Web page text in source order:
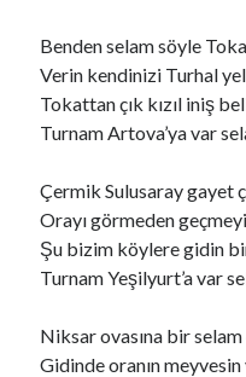
Son Yorumlar
BAĞIŞLA ADINIiçin dario72
BAĞIŞLA ADINIiçinfoodie22
BAĞIŞLA ADINIiçinZoe72
BAĞIŞLA ADINIiçin
Ara
Benden selam söyle
Verin kendinizi Turhal
Tokattan çık kızıl iniş
Turnam Artova’ya var
Çermik Sulusaray gayet
Orayı görmeden
Şu bizim köylere gidin
Turnam Yeşilyurt’a var
Niksar ovasına bir
Gidinde oranın